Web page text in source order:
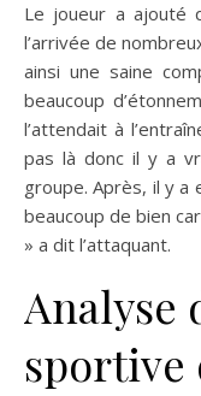
Le joueur a ajouté
l’arrivée de
ainsi une saine
beaucoup
l’attendait à
pas là donc il y a
groupe. Après, il y a
beaucoup de bien
» a dit l’attaquant.
Analyse
sportive